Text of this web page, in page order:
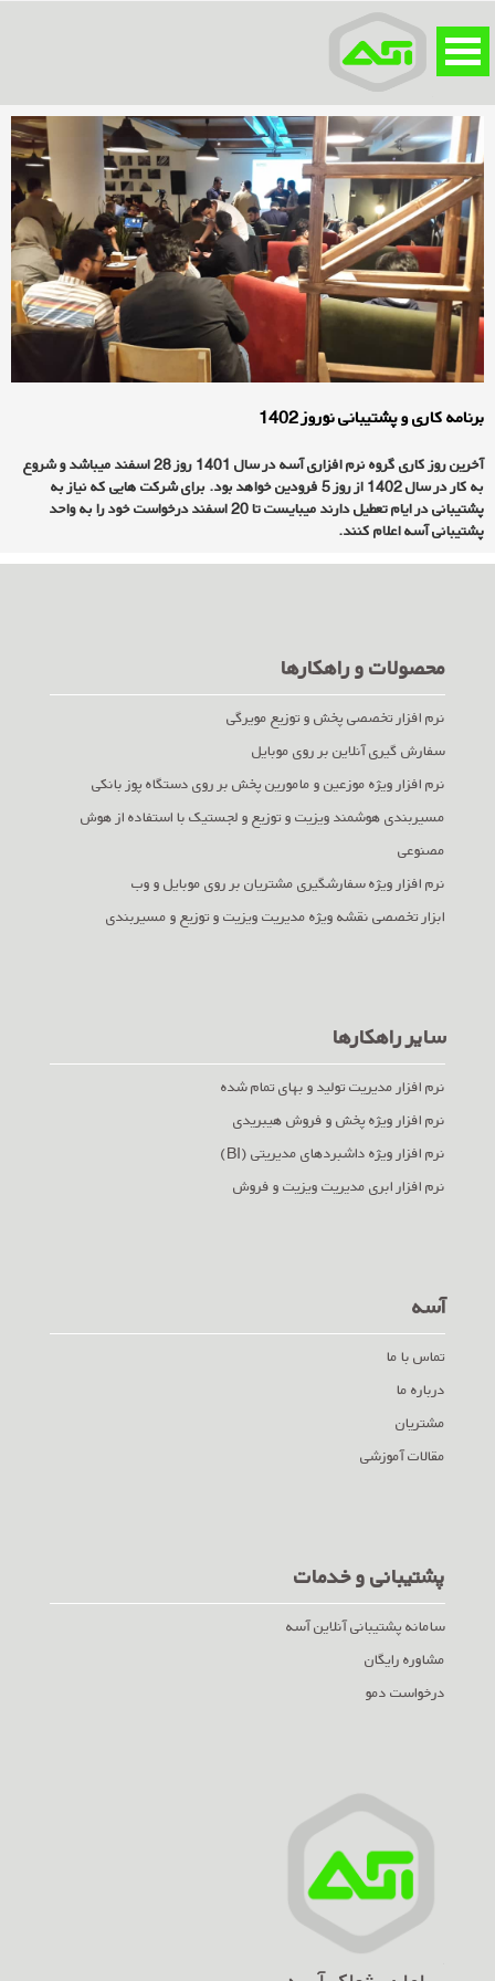
برنامه کاری و پشتیبانی نوروز 1402
آخرین روز کاری گروه نرم افزاری آسه در سال 1401 روز 28 اسفند میباشد و شروع
به کار در سال 1402 از روز 5 فرودین خواهد بود. برای شرکت هایی که نیاز به
پشتیبانی در ایام تعطیل دارند میبایست تا 20 اسفند درخواست خود را به واحد
پشتیبانی آسه اعلام کنند.
محصولات و راهکارها
نرم افزار تخصصی پخش و توزیع مویرگی
سفارش گیری آنلاین بر روی موبایل
نرم افزار ویژه موزعین و مامورین پخش بر روی دستگاه پوز بانکی
مسیربندی هوشمند ویزیت و توزیع و لجستیک با استفاده از هوش
مصنوعی
نرم افزار ویژه سفارشگیری مشتریان بر روی موبایل و وب
ابزار تخصصی نقشه ویژه مدیریت ویزیت و توزیع و مسیربندی
سایر راهکارها
نرم افزار مدیریت تولید و بهای تمام شده
نرم افزار ویژه پخش و فروش هیبریدی
نرم افزار ویژه داشبردهای مدیریتی (BI)
نرم افزار ابری مدیریت ویزیت و فروش
آسه
تماس با ما
درباره ما
مشتریان
مقالات آموزشی
پشتیبانی و خدمات
سامانه پشتیبانی آنلاین آسه
مشاوره رایگان
درخواست دمو